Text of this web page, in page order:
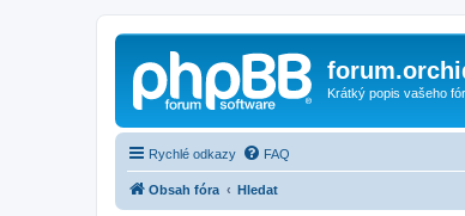
Krátký popis vašeho
Rychlé odkazy FAQ
Obsah fóra Hledat